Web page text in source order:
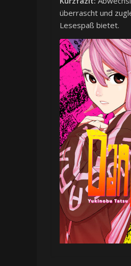
überrascht und
Lesespaß bietet.